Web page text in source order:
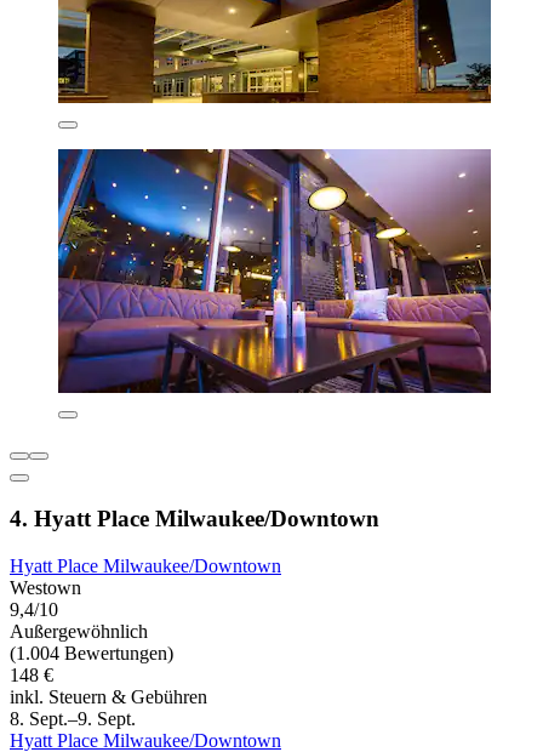
4. Hyatt Place Milwaukee/Downtown
Hyatt Place Milwaukee/Downtown
Westown
9,4/10
Außergewöhnlich
(1.004 Bewertungen)
148 €
inkl. Steuern & Gebühren
8. Sept.–9. Sept.
Hyatt Place Milwaukee/Downtown